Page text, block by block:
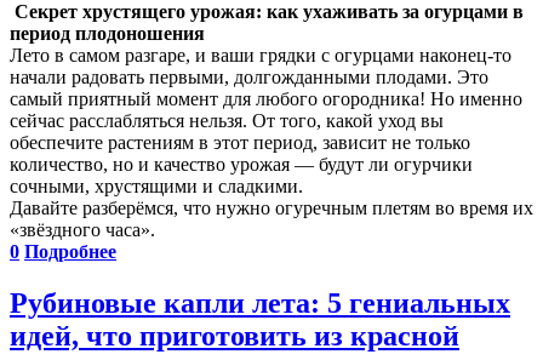
Секрет хрустящего урожая: как ухаживать за огурцами в
период плодоношения
Лето в самом разгаре, и ваши грядки с огурцами наконец-то
начали радовать первыми, долгожданными плодами. Это
самый приятный момент для любого огородника! Но именно
сейчас расслабляться нельзя. От того, какой уход вы
обеспечите растениям в этот период, зависит не только
количество, но и качество урожая — будут ли огурчики
сочными, хрустящими и сладкими.
Давайте разберёмся, что нужно огуречным плетям во время их
«звёздного часа».
0 Подробнее
Рубиновые капли лета: 5 гениальных
идей, что приготовить из красной